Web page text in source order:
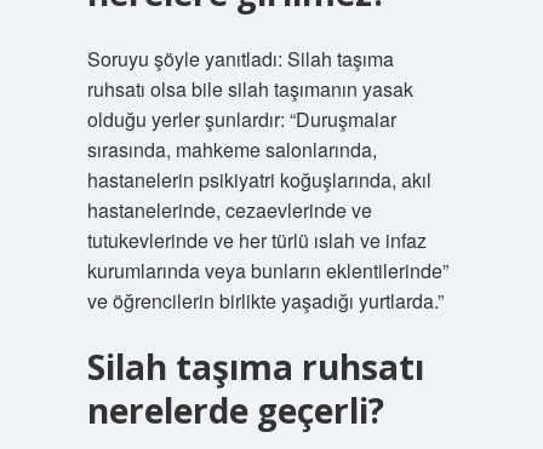
Soruyu şöyle yanıtladı: Silah taşıma
ruhsatı olsa bile silah taşımanın yasak
olduğu yerler şunlardır: “Duruşmalar
sırasında, mahkeme salonlarında,
hastanelerin psikiyatri koğuşlarında, akıl
hastanelerinde, cezaevlerinde ve
tutukevlerinde ve her türlü ıslah ve infaz
kurumlarında veya bunların eklentilerinde”
ve öğrencilerin birlikte yaşadığı yurtlarda.”
Silah taşıma ruhsatı
nerelerde geçerli?